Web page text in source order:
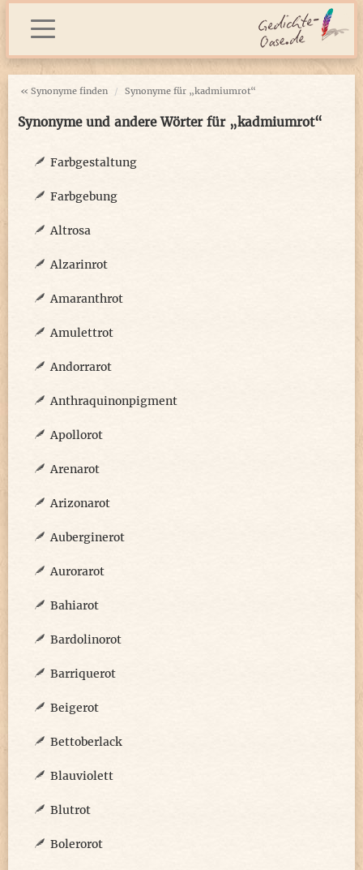
« Synonyme finden Synonyme für „kadmiumrot“
Synonyme und andere Wörter für „kadmiumrot“
Farbgestaltung
Farbgebung
Altrosa
Alzarinrot
Amaranthrot
Amulettrot
Andorrarot
Anthraquinonpigment
Apollorot
Arenarot
Arizonarot
Auberginerot
Aurorarot
Bahiarot
Bardolinorot
Barriquerot
Beigerot
Bettoberlack
Blauviolett
Blutrot
Bolerorot